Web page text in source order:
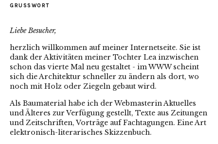
GRUSSWORT
Liebe Besucher,
herzlich willkommen auf meiner Internetseite. Sie ist
dank der Aktivitäten meiner Tochter Lea inzwischen
schon das vierte Mal neu gestaltet - im WWW scheint
sich die Architektur schneller zu ändern als dort, wo
noch mit Holz oder Ziegeln gebaut wird.
Als Baumaterial habe ich der Webmasterin Aktuelles
und Älteres zur Verfügung gestellt, Texte aus Zeitungen
und Zeitschriften, Vorträge auf Fachtagungen. Eine Art
elektronisch-literarisches Skizzenbuch.